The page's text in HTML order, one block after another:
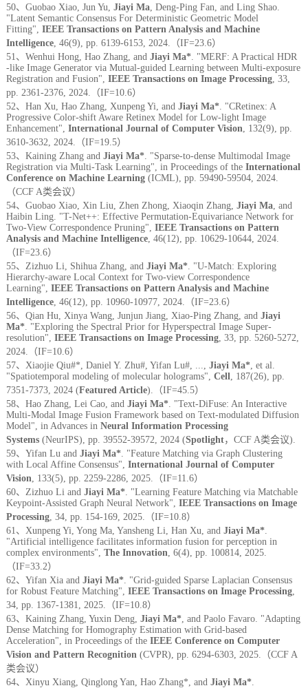
50、Guobao Xiao, Jun Yu, Jiayi Ma, Deng-Ping Fan, and Ling Shao.
"Latent Semantic Consensus For Deterministic Geometric Model
Fitting", IEEE Transactions on Pattern Analysis and Machine
Intelligence, 46(9), pp. 6139-6153, 2024.（IF=23.6）
51、Wenhui Hong, Hao Zhang, and Jiayi Ma*. "MERF: A Practical HDR
‐like Image Generator via Mutual‐guided Learning between Multi-exposure
Registration and Fusion", IEEE Transactions on Image Processing, 33,
pp. 2361-2376, 2024.（IF=10.6）
52、Han Xu, Hao Zhang, Xunpeng Yi, and Jiayi Ma*. "CRetinex: A
Progressive Color-shift Aware Retinex Model for Low-light Image
Enhancement", International Journal of Computer Vision, 132(9), pp.
3610-3632, 2024.（IF=19.5）
53、Kaining Zhang and Jiayi Ma*. "Sparse-to-dense Multimodal Image
Registration via Multi-Task Learning", in Proceedings of the International
Conference on Machine Learning(ICML), pp. 59490-59504, 2024.
（CCF A类会议）
54、 Guobao Xiao, Xin Liu, Zhen Zhong, Xiaoqin Zhang, Jiayi Ma, and
Haibin Ling. "T-Net++: Effective Permutation-Equivariance Network for
Two-View Correspondence Pruning", IEEE Transactions on Pattern
Analysis and Machine Intelligence, 46(12), pp. 10629-10644, 2024.
（IF=23.6）
55、 Zizhuo Li, Shihua Zhang, and Jiayi Ma*. "U-Match: Exploring
Hierarchy-aware Local Context for Two-view Correspondence
Learning", IEEE Transactions on Pattern Analysis and Machine
Intelligence, 46(12), pp. 10960-10977, 2024. （IF=23.6）
56、 Qian Hu, Xinya Wang, Junjun Jiang, Xiao-Ping Zhang, and Jiayi
Ma*. "Exploring the Spectral Prior for Hyperspectral Image Super-
resolution", IEEE Transactions on Image Processing, 33, pp. 5260-5272,
2024.（IF=10.6）
57、 Xiaojie Qiu#*, Daniel Y. Zhu#, Yifan Lu#, ..., Jiayi Ma*, et al.
"Spatiotemporal modeling of molecular holograms", Cell, 187(26), pp.
7351-7373, 2024 (Featured Article).（IF=45.5）
58、Hao Zhang, Lei Cao, and Jiayi Ma*. "Text-DiFuse: An Interactive
Multi-Modal Image Fusion Framework based on Text-modulated Diffusion
Model", in Advances in Neural Information Processing
Systems(NeurIPS), pp. 39552-39572, 2024 (Spotlight， CCF A类会议).
59、Yifan Lu and Jiayi Ma*. "Feature Matching via Graph Clustering
with Local Affine Consensus", International Journal of Computer
Vision, 133(5), pp. 2259-2286, 2025.（IF=11.6）
60、Zizhuo Li and Jiayi Ma*. "Learning Feature Matching via Matchable
Keypoint-Assisted Graph Neural Network", IEEE Transactions on Image
Processing, 34, pp. 154-169, 2025.（IF=10.8）
61、Xunpeng Yi, Yong Ma, Yansheng Li, Han Xu, and Jiayi Ma*.
"Artificial intelligence facilitates information fusion for perception in
complex environments", The Innovation, 6(4), pp. 100814, 2025.
（IF=33.2）
62、Yifan Xia and Jiayi Ma*. "Grid-guided Sparse Laplacian Consensus
for Robust Feature Matching", IEEE Transactions on Image Processing,
34, pp. 1367-1381, 2025.（IF=10.8）
63、Kaining Zhang, Yuxin Deng, Jiayi Ma*, and Paolo Favaro. "Adapting
Dense Matching for Homography Estimation with Grid-based
Acceleration", in Proceedings of the IEEE Conference on Computer
Vision and Pattern Recognition(CVPR), pp. 6294-6303, 2025.（CCF A
类会议）
64、Xinyu Xiang, Qinglong Yan, Hao Zhang*, and Jiayi Ma*.